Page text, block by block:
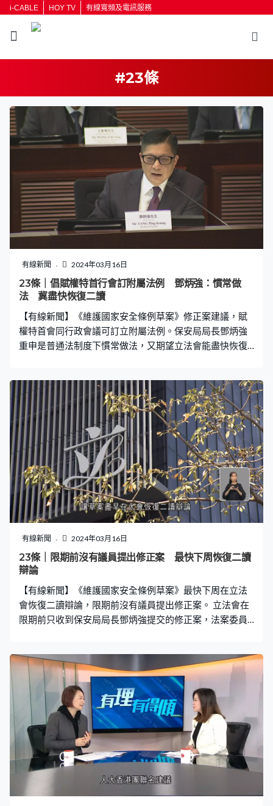
i-CABLE HOY TV 有線寬頻及電訊服務
#23條
有線新聞 2024年03月16日
23條｜倡賦權特首行會訂附屬法例 鄧炳強：慣常做
法 冀盡快恢復二讀
【有線新聞】《維護國家安全條例草案》修正案建議，賦
權特首會同行政會議可訂立附屬法例。保安局局長鄧炳強
重申是普通法制度下慣常做法，又期望立法會能盡快恢復
通過決議修訂甚至廢除附屬法例，所以訂立附屬法例權力
受到有效制約。年初至今，不同條例下亦訂立超過二十條
附屬法例，而國家安全風險可能突如其來且無法預計，需
要全面賦予行政機關有關權力，規定訂立具體落實細節，
才能更有效維護國家安全。他又強調，早一日立法國家安
全就早一日得到更佳保障。
有線新聞 2024年03月16日
23條｜限期前沒有議員提出修正案 最快下周恢復二讀
辯論
【有線新聞】《維護國家安全條例草案》最快下周在立法
會恢復二讀辯論，限期前沒有議員提出修正案。 立法會在
限期前只收到保安局局長鄧炳強提交的修正案，法案委員
案盡早在大會恢復二讀辯論。